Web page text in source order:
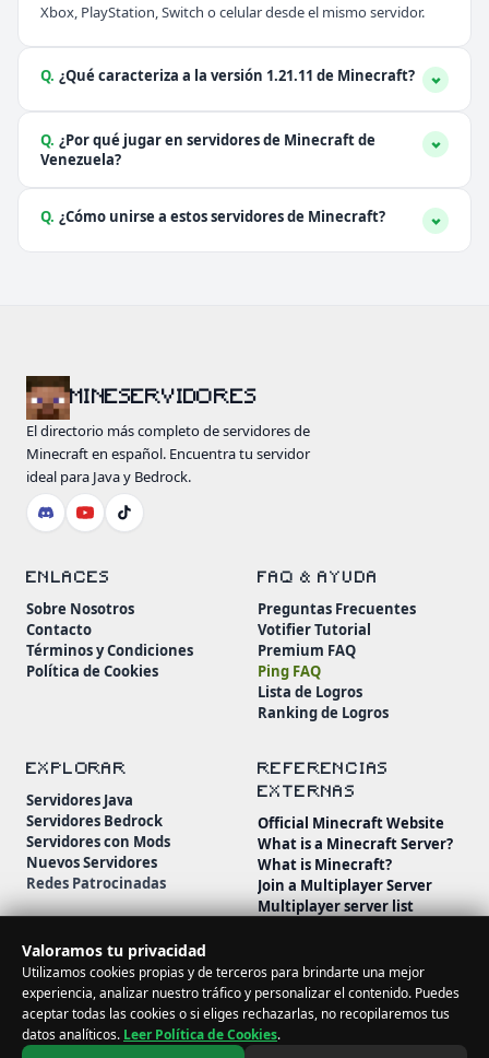
Valoramos tu privacidad
Utilizamos cookies propias y de terceros para brindarte una mejor
experiencia, analizar nuestro tráfico y personalizar el contenido. Puedes
aceptar todas las cookies o si eliges rechazarlas, no recopilaremos tus
datos analíticos. Leer Política de Cookies.
Xbox, PlayStation, Switch o celular desde el mismo servidor.
Q. ¿Qué caracteriza a la versión 1.21.11 de Minecraft?
Q. ¿Por qué jugar en servidores de Minecraft de
Venezuela?
Q. ¿Cómo unirse a estos servidores de Minecraft?
MINESERVIDORES
El directorio más completo de servidores de
Minecraft en español. Encuentra tu servidor
ideal para Java y Bedrock.
ENLACES
Sobre Nosotros
Contacto
Términos y Condiciones
Política de Cookies
FAQ & AYUDA
Preguntas Frecuentes
Votifier Tutorial
Premium FAQ
Ping FAQ
Lista de Logros
Ranking de Logros
EXPLORAR
Servidores Java
Servidores Bedrock
Servidores con Mods
Nuevos Servidores
Redes Patrocinadas
REFERENCIAS
EXTERNAS
Official Minecraft Website
What is a Minecraft Server?
What is Minecraft?
Join a Multiplayer Server
Multiplayer server list